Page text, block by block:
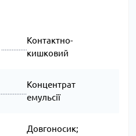
Контактно-
кишковий
Концентрат
емульсії
Довгоносик;